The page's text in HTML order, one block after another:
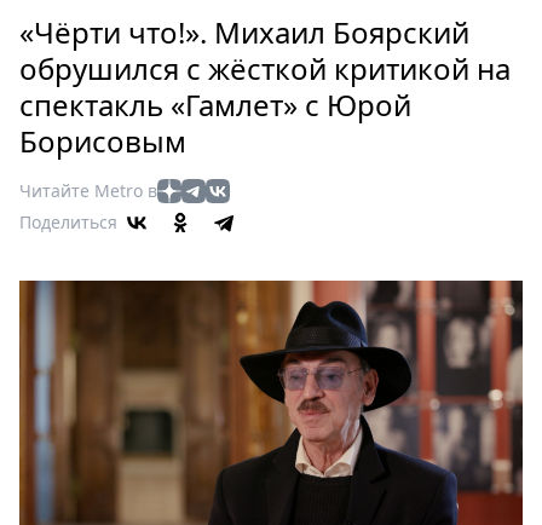
Россия
Мир
Здоровье
Еда
Мода
Театр
Выставки
Пресс-
релизы
«Чёрти что!». Михаил Боярский
обрушился с жёсткой критикой на
спектакль «Гамлет» с Юрой
Борисовым
Читайте Metro в
Поделиться